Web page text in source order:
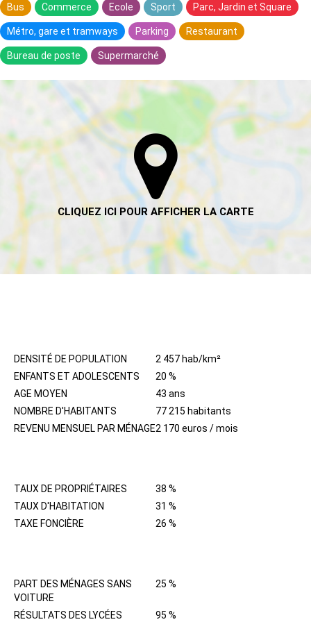
Bus Commerce Ecole Sport Parc, Jardin et Square
Métro, gare et tramways Parking Restaurant
Bureau de poste Supermarché
DENSITÉ DE POPULATION
2 457 hab/km²
ENFANTS ET ADOLESCENTS
20 %
AGE MOYEN
43 ans
NOMBRE D'HABITANTS
77 215 habitants
REVENU MENSUEL PAR MÉNAGE2 170 euros / mois
TAUX DE PROPRIÉTAIRES
38 %
TAUX D'HABITATION
31 %
TAXE FONCIÈRE
26 %
PART DES MÉNAGES SANS
VOITURE
25 %
RÉSULTATS DES LYCÉES 95 %